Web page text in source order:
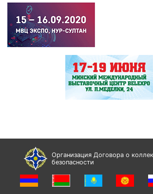
Организация Договора о
безопасности